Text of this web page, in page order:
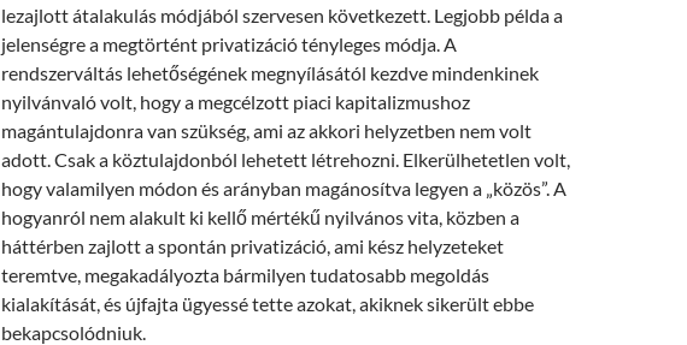
lezajlott átalakulás módjából szervesen következett. Legjobb példa a
jelenségre a megtörtént privatizáció tényleges módja. A
rendszerváltás lehetőségének megnyílásától kezdve mindenkinek
nyilvánvaló volt, hogy a megcélzott piaci kapitalizmushoz
magántulajdonra van szükség, ami az akkori helyzetben nem volt
adott. Csak a köztulajdonból lehetett létrehozni. Elkerülhetetlen volt,
hogy valamilyen módon és arányban magánosítva legyen a „közös”. A
hogyanról nem alakult ki kellő mértékű nyilvános vita, közben a
háttérben zajlott a spontán privatizáció, ami kész helyzeteket
teremtve, megakadályozta bármilyen tudatosabb megoldás
kialakítását, és újfajta ügyessé tette azokat, akiknek sikerült ebbe
bekapcsolódniuk.